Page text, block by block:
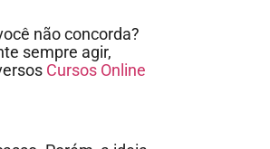
não concorda?
sempre agir,
Cursos Online